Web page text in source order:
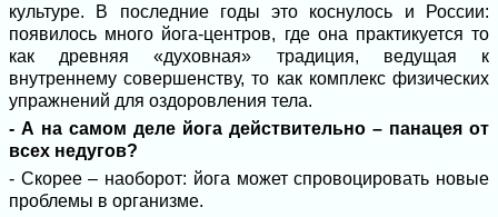
культуре. В последние годы это коснулось и России:
появилось много йога-центров, где она практикуется то
как древняя «духовная» традиция, ведущая к
внутреннему совершенству, то как комплекс физических
упражнений для оздоровления тела.
- А на самом деле йога действительно – панацея от
всех недугов?
- Скорее – наоборот: йога может спровоцировать новые
проблемы в организме.